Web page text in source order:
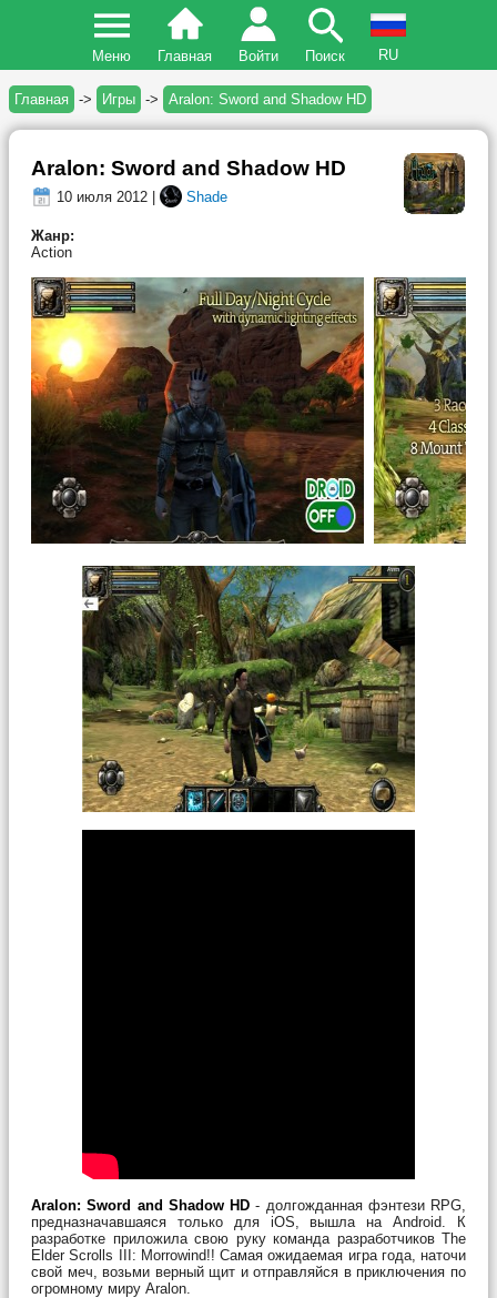
Меню Главная Войти Поиск RU
Главная -> Игры -> Aralon: Sword and Shadow HD
Aralon: Sword and Shadow HD
10 июля 2012 | Shade
Жанр:
Action
Aralon: Sword and Shadow HD - долгожданная фэнтези RPG,
предназначавшаяся только для iOS, вышла на Android. К
разработке приложила свою руку команда разработчиков The
Elder Scrolls III: Morrowind!! Самая ожидаемая игра года, наточи
свой меч, возьми верный щит и отправляйся в приключения по
огромному миру Aralon.